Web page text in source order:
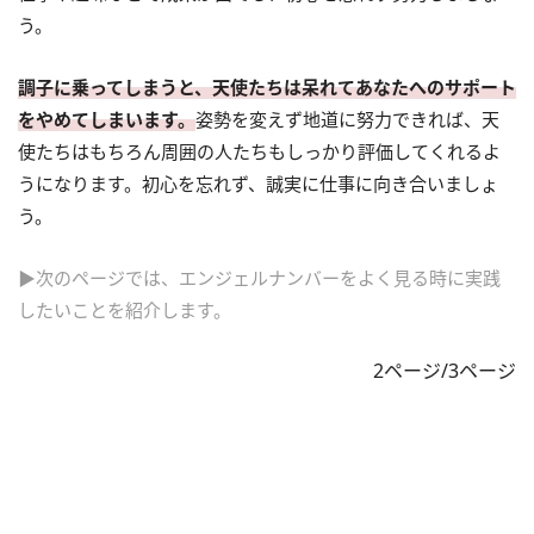
う。
調子に乗ってしまうと、天使たちは呆れてあなたへのサポート
をやめてしまいます。姿勢を変えず地道に努力できれば、天
使たちはもちろん周囲の人たちもしっかり評価してくれるよ
うになります。初心を忘れず、誠実に仕事に向き合いましょ
う。
▶次のページでは、エンジェルナンバーをよく見る時に実践
したいことを紹介します。
2ページ/3ページ